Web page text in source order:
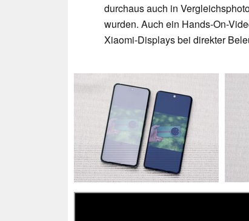
durchaus auch in
wurden. Auch ein Hands-On-
Xiaomi-Displays bei direkter